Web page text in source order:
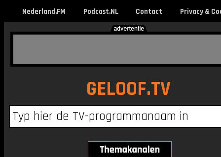
Nederland.FM Podcast.NL Contact Privacy &
GELOOF.TV